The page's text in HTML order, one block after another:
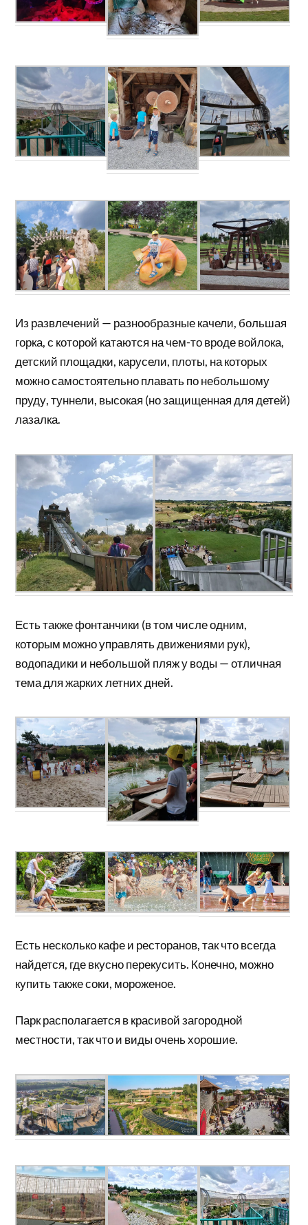
Из развлечений — разнообразные качели, большая
горка, с которой катаются на чем-то вроде войлока,
детский площадки, карусели, плоты, на которых
можно самостоятельно плавать по небольшому
пруду, туннели, высокая (но защищенная для детей)
лазалка.
Есть также фонтанчики (в том числе одним,
которым можно управлять движениями рук),
водопадики и небольшой пляж у воды — отличная
тема для жарких летних дней.
Есть несколько кафе и ресторанов, так что всегда
найдется, где вкусно перекусить. Конечно, можно
купить также соки, мороженое.
Парк располагается в красивой загородной
местности, так что и виды очень хорошие.